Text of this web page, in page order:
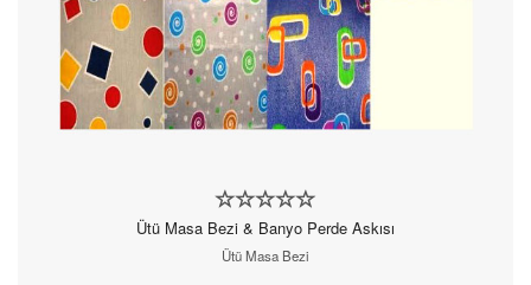
Ütü Masa Bezi & Banyo Perde Askısı
Ütü Masa Bezi